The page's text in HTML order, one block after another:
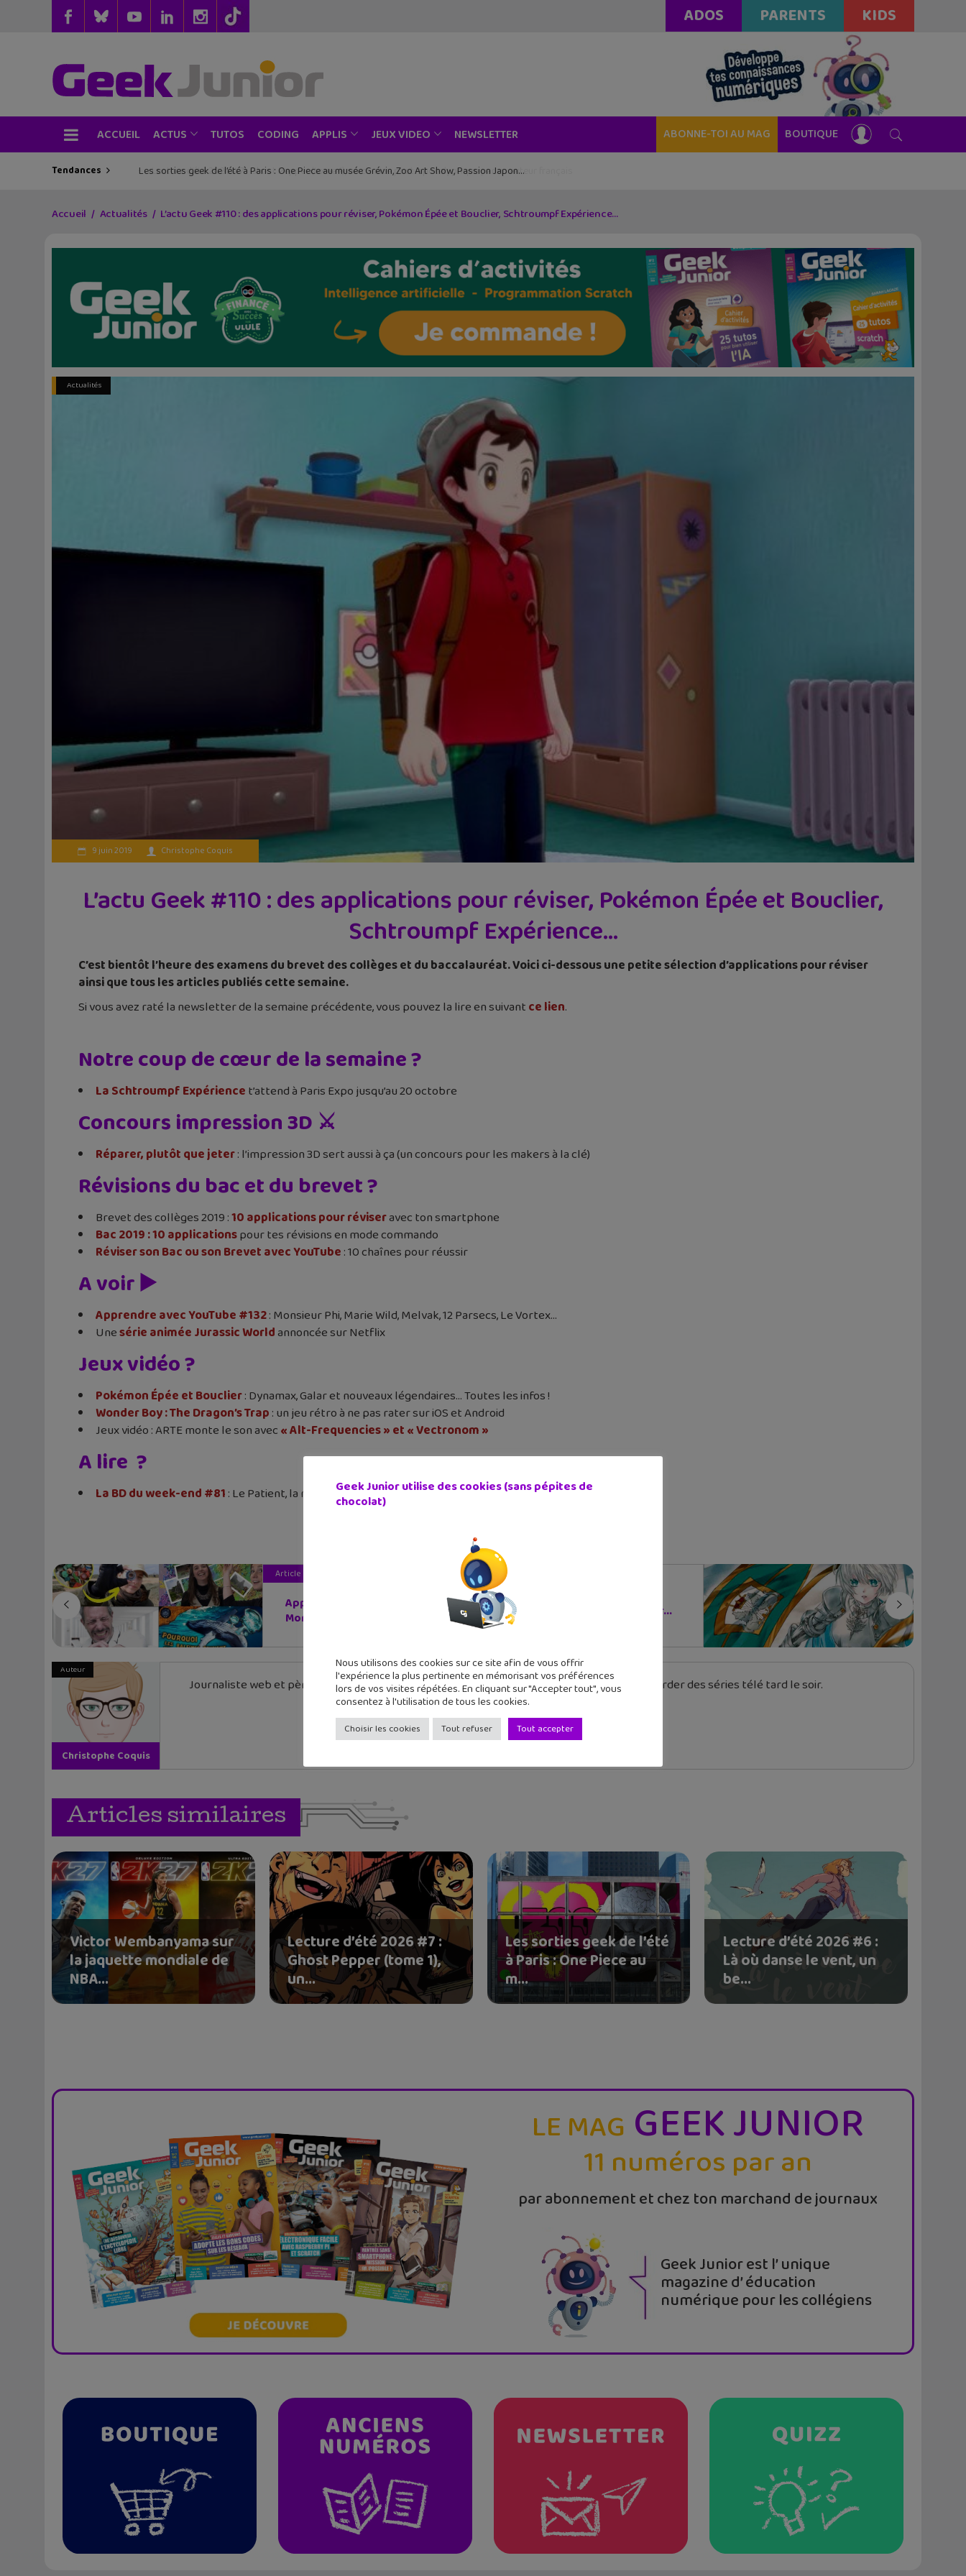
ADOS PARENTS KIDS
ACCUEIL ACTUS TUTOS CODING APPLIS JEUX VIDEO NEWSLETTER ABONNE-TOI AU MAG BOUTIQUE
Tendances Les sorties geek de l’été à Paris : One Piece au musée Grévin, Zoo Art Show, Passion Japon…
Accueil Actualités L’actu Geek #110 : des applications pour réviser, Pokémon Épée et Bouclier, Schtroumpf Expérience…
Actualités
9 juin 2019 Christophe Coquis
L’actu Geek #110 : des applications pour réviser, Pokémon Épée et Bouclier,
Schtroumpf Expérience…
C’est bientôt l’heure des examens du brevet des collèges et du baccalauréat. Voici ci-dessous une petite sélection d’applications pour réviser
ainsi que tous les articles publiés cette semaine.
Si vous avez raté la newsletter de la semaine précédente, vous pouvez la lire en suivantce lien.
Notre coup de cœur de la semaine ?
La Schtroumpf Expériencet’attend à Paris Expo jusqu’au 20 octobre
Concours impression 3D ⚔️
Réparer, plutôt que jeter: l’impression 3D sert aussi à ça (un concours pour les makers à la clé)
Révisions du bac et du brevet ?
Brevet des collèges 2019 :10 applications pour réviseravec ton smartphone
Bac 2019 : 10 applicationspour tes révisions en mode commando
Réviser son Bac ou son Brevet avec YouTube: 10 chaînes pour réussir
A voir ▶️
Apprendre avec YouTube #132: Monsieur Phi, Marie Wild, Melvak, 12 Parsecs, Le Vortex…
Unesérie animée Jurassic Worldannoncée sur Netflix
Jeux vidéo ?
Pokémon Épée et Bouclier: Dynamax, Galar et nouveaux légendaires… Toutes les infos !
Wonder Boy : The Dragon’s Trap: un jeu rétro à ne pas rater sur iOS et Android
Jeux vidéo : ARTE monte le son avec« Alt-Frequencies » et « Vectronom »
A lire ?
La BD du week-end #81: Le Patient, la nouvelle BD de Timothé Le Boucher
Article précédent
Apprendre avec YouTube #132 :
Mons...
Article suivant
Sortie Manga : Freya - L'ombr...
Auteur
Christophe Coquis
Journaliste web et père de deux grands ados, j'aime tester de nouvelles applications et regarder des séries télé tard le soir.
Articles similaires
Victor Wembanyama sur
la jaquette mondiale de
NBA...
Lecture d’été 2026 #7 :
Ghost Pepper (tome 1),
un...
Les sorties geek de l’été
à Paris : One Piece au
m...
Lecture d’été 2026 #6 :
Là où danse le vent, un
be...
LE MAG GEEK JUNIOR
11 numéros par an
par abonnement et chez ton marchand de journaux
Geek Junior est l’ unique
magazine d’ éducation
numérique pour les collégiens
Geek Junior utilise des cookies (sans pépites de
chocolat)
Nous utilisons des cookies sur ce site afin de vous offrir
l'expérience la plus pertinente en mémorisant vos préférences
lors de vos visites répétées. En cliquant sur "Accepter tout", vous
consentez à l'utilisation de tous les cookies.
Choisir les cookies Tout refuser Tout accepter